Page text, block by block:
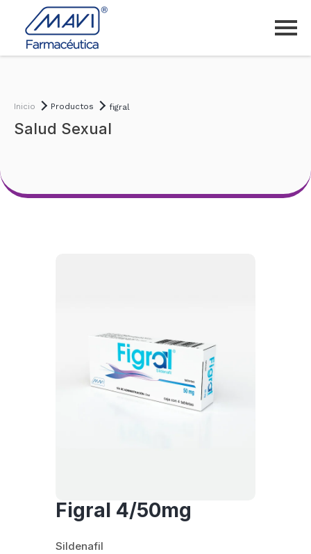
Inicio Productos figral
Salud Sexual
Figral 4/50mg
Sildenafil